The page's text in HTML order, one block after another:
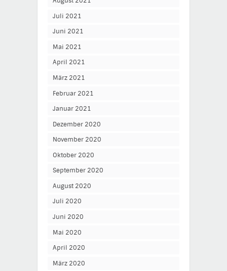
Juli 2021
Juni 2021
Mai 2021
April 2021
März 2021
Februar 2021
Januar 2021
Dezember 2020
November 2020
Oktober 2020
September 2020
August 2020
Juli 2020
Juni 2020
Mai 2020
April 2020
März 2020